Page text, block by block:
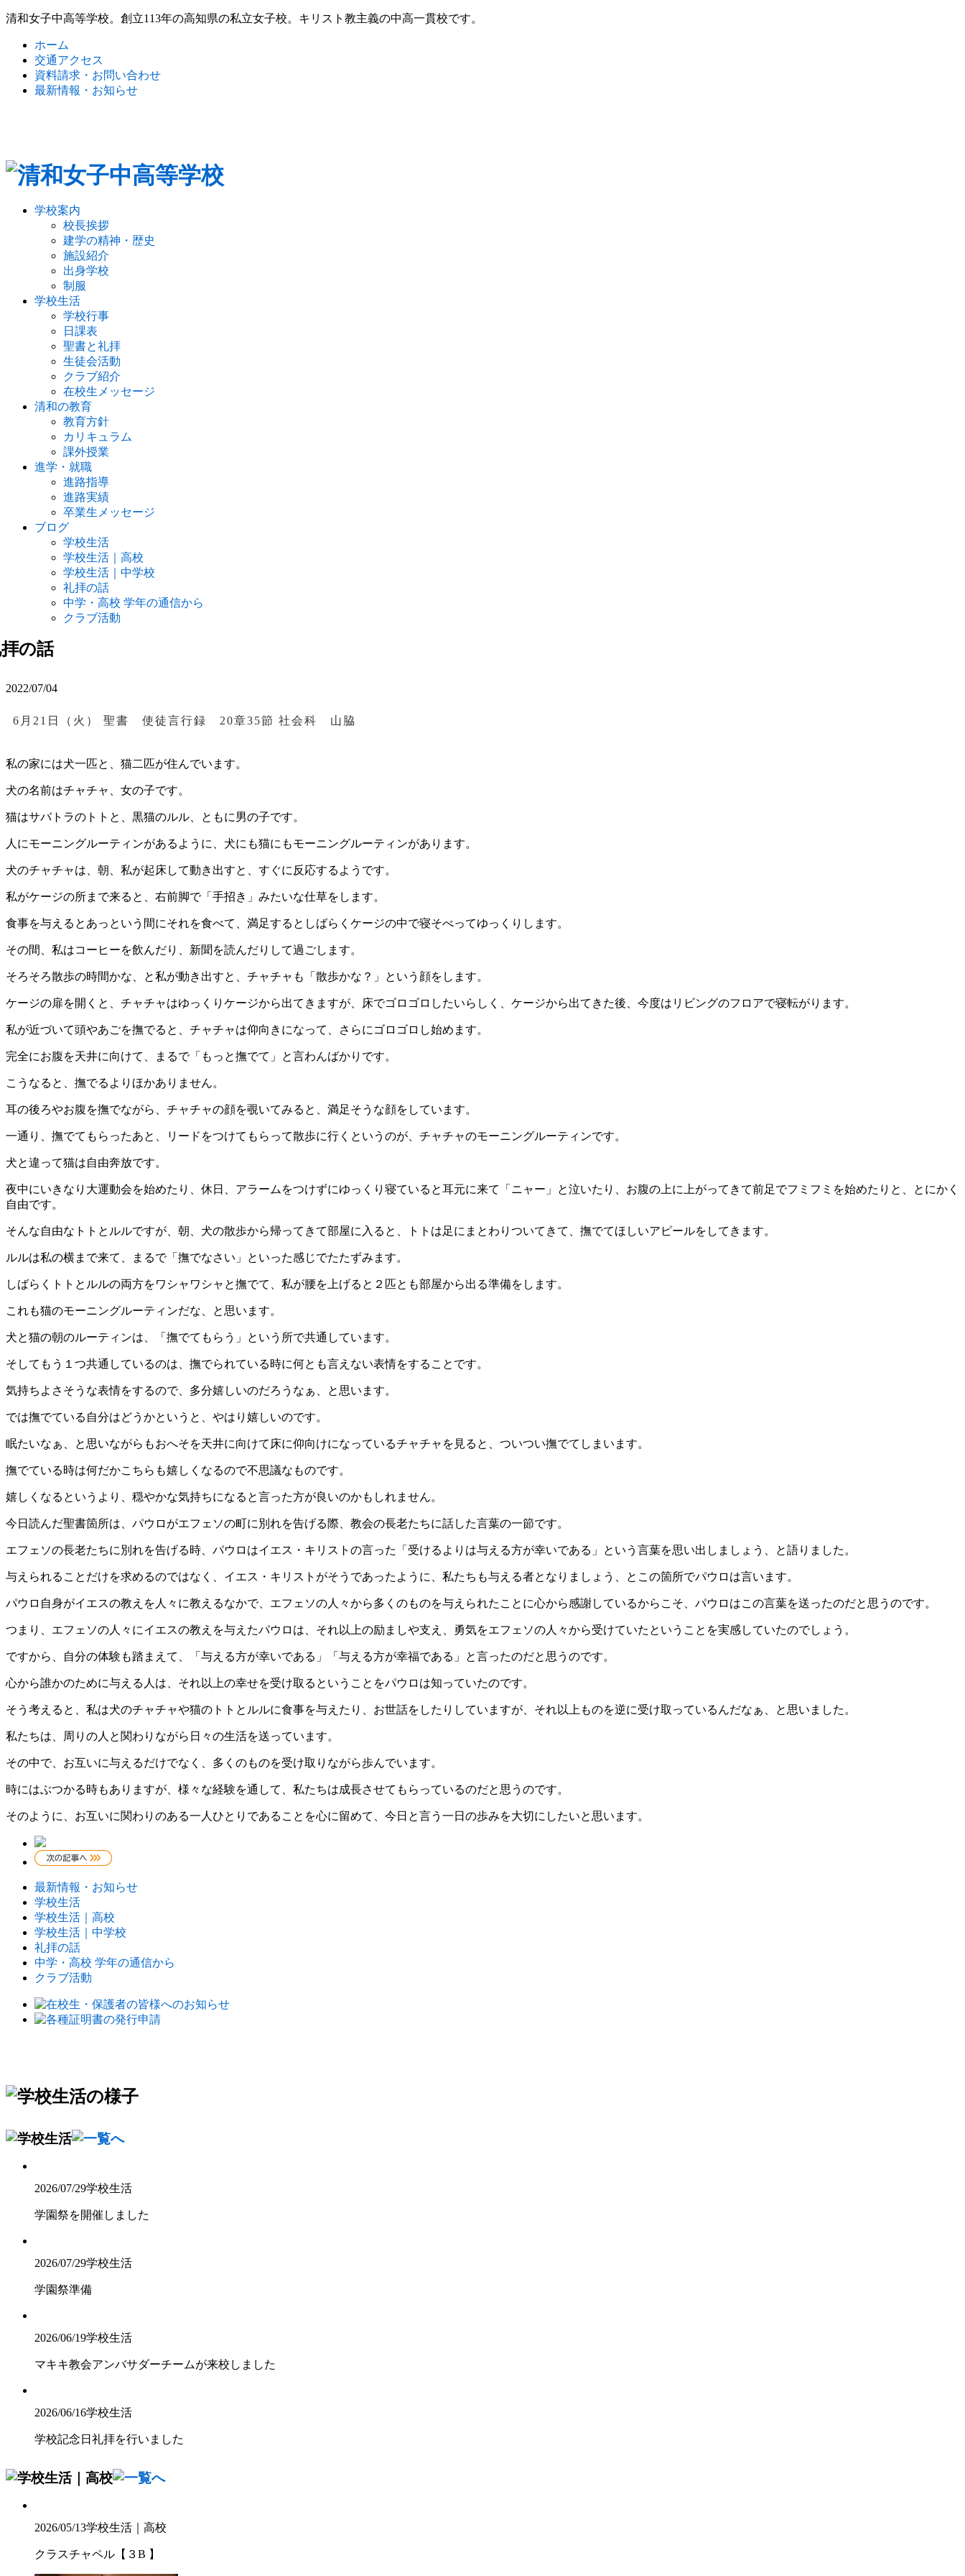
清和女子中高等学校。創立113年の高知県の私立女子校。キリスト教主義の中高一貫校です。
ホーム
交通アクセス
資料請求・お問い合わせ
最新情報・お知らせ
学校案内
校長挨拶
建学の精神・歴史
施設紹介
出身学校
制服
学校生活
学校行事
日課表
聖書と礼拝
生徒会活動
クラブ紹介
在校生メッセージ
清和の教育
教育方針
カリキュラム
課外授業
進学・就職
進路指導
進路実績
卒業生メッセージ
ブログ
学校生活
学校生活｜高校
学校生活｜中学校
礼拝の話
中学・高校 学年の通信から
クラブ活動
の話
2022/07/04
6月21日（火） 聖書 使徒言行録 20章35節 社会科 山脇
私の家には犬一匹と、猫二匹が住んでいます。
犬の名前はチャチャ、女の子です。
猫はサバトラのトトと、黒猫のルル、ともに男の子です。
人にモーニングルーティンがあるように、犬にも猫にもモーニングルーティンがあります。
犬のチャチャは、朝、私が起床して動き出すと、すぐに反応するようです。
私がケージの所まで来ると、右前脚で「手招き」みたいな仕草をします。
食事を与えるとあっという間にそれを食べて、満足するとしばらくケージの中で寝そべってゆっくりします。
その間、私はコーヒーを飲んだり、新聞を読んだりして過ごします。
そろそろ散歩の時間かな、と私が動き出すと、チャチャも「散歩かな？」という顔をします。
ケージの扉を開くと、チャチャはゆっくりケージから出てきますが、床でゴロゴロしたいらしく、ケージから出てきた後、今度はリビングのフロアで寝転がります。
私が近づいて頭やあごを撫でると、チャチャは仰向きになって、さらにゴロゴロし始めます。
完全にお腹を天井に向けて、まるで「もっと撫でて」と言わんばかりです。
こうなると、撫でるよりほかありません。
耳の後ろやお腹を撫でながら、チャチャの顔を覗いてみると、満足そうな顔をしています。
一通り、撫でてもらったあと、リードをつけてもらって散歩に行くというのが、チャチャのモーニングルーティンです。
犬と違って猫は自由奔放です。
夜中にいきなり大運動会を始めたり、休日、アラームをつけずにゆっくり寝ていると耳元に来て「ニャー」と泣いたり、お腹の上に上がってきて前足でフミフミを始めたりと、とにかく
自由です。
そんな自由なトトとルルですが、朝、犬の散歩から帰ってきて部屋に入ると、トトは足にまとわりついてきて、撫でてほしいアピールをしてきます。
ルルは私の横まで来て、まるで「撫でなさい」といった感じでたたずみます。
しばらくトトとルルの両方をワシャワシャと撫でて、私が腰を上げると２匹とも部屋から出る準備をします。
これも猫のモーニングルーティンだな、と思います。
犬と猫の朝のルーティンは、「撫でてもらう」という所で共通しています。
そしてもう１つ共通しているのは、撫でられている時に何とも言えない表情をすることです。
気持ちよさそうな表情をするので、多分嬉しいのだろうなぁ、と思います。
では撫でている自分はどうかというと、やはり嬉しいのです。
眠たいなぁ、と思いながらもおへそを天井に向けて床に仰向けになっているチャチャを見ると、ついつい撫でてしまいます。
撫でている時は何だかこちらも嬉しくなるので不思議なものです。
嬉しくなるというより、穏やかな気持ちになると言った方が良いのかもしれません。
今日読んだ聖書箇所は、パウロがエフェソの町に別れを告げる際、教会の長老たちに話した言葉の一節です。
エフェソの長老たちに別れを告げる時、パウロはイエス・キリストの言った「受けるよりは与える方が幸いである」という言葉を思い出しましょう、と語りました。
与えられることだけを求めるのではなく、イエス・キリストがそうであったように、私たちも与える者となりましょう、とこの箇所でパウロは言います。
パウロ自身がイエスの教えを人々に教えるなかで、エフェソの人々から多くのものを与えられたことに心から感謝しているからこそ、パウロはこの言葉を送ったのだと思うのです。
つまり、エフェソの人々にイエスの教えを与えたパウロは、それ以上の励ましや支え、勇気をエフェソの人々から受けていたということを実感していたのでしょう。
ですから、自分の体験も踏まえて、「与える方が幸いである」「与える方が幸福である」と言ったのだと思うのです。
心から誰かのために与える人は、それ以上の幸せを受け取るということをパウロは知っていたのです。
そう考えると、私は犬のチャチャや猫のトトとルルに食事を与えたり、お世話をしたりしていますが、それ以上ものを逆に受け取っているんだなぁ、と思いました。
私たちは、周りの人と関わりながら日々の生活を送っています。
その中で、お互いに与えるだけでなく、多くのものを受け取りながら歩んでいます。
時にはぶつかる時もありますが、様々な経験を通して、私たちは成長させてもらっているのだと思うのです。
そのように、お互いに関わりのある一人ひとりであることを心に留めて、今日と言う一日の歩みを大切にしたいと思います。
最新情報・お知らせ
学校生活
学校生活｜高校
学校生活｜中学校
礼拝の話
中学・高校 学年の通信から
クラブ活動
2026/07/29学校生活
学園祭を開催しました
2026/07/29学校生活
学園祭準備
2026/06/19学校生活
マキキ教会アンバサダーチームが来校しました
2026/06/16学校生活
学校記念日礼拝を行いました
2026/05/13学校生活｜高校
クラスチャペル【３B 】